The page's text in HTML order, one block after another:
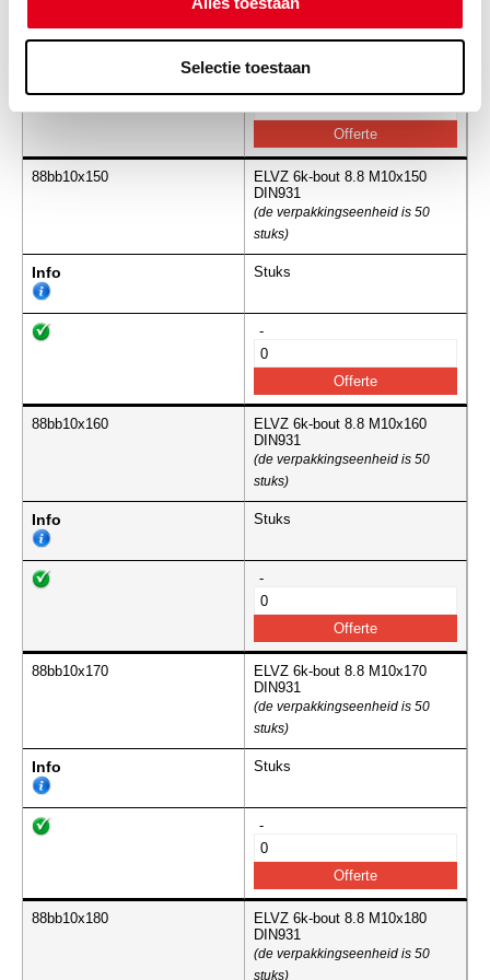
Selectie toestaan
Info Stuks
88bb10x150
ELVZ 6k-bout 8.8 M10x150
DIN931
(de verpakkingseenheid is 50
stuks)
Info Stuks
-
88bb10x160
ELVZ 6k-bout 8.8 M10x160
DIN931
(de verpakkingseenheid is 50
stuks)
Info Stuks
-
88bb10x170
ELVZ 6k-bout 8.8 M10x170
DIN931
(de verpakkingseenheid is 50
stuks)
Info Stuks
-
88bb10x180
ELVZ 6k-bout 8.8 M10x180
DIN931
(de verpakkingseenheid is 50
stuks)